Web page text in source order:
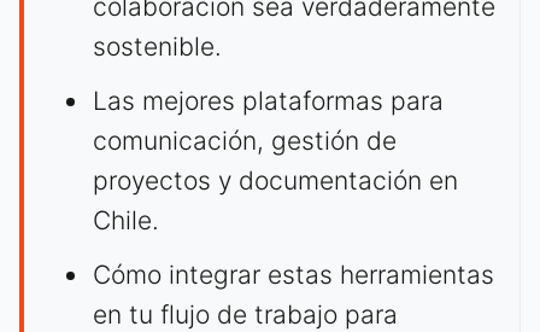
colaboración sea verdaderamente
sostenible.
Las mejores plataformas para
comunicación, gestión de
proyectos y documentación en
Chile.
Cómo integrar estas herramientas
en tu flujo de trabajo para